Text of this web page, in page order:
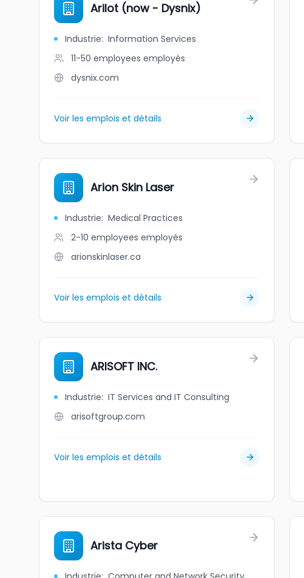
Arilot (now - Dysnix)
Industrie: Information Services
11-50 employees employés
dysnix.com
Voir les emplois et détails
Arion Skin Laser
Industrie: Medical Practices
2-10 employees employés
arionskinlaser.ca
Voir les emplois et détails
ARISOFT INC.
Industrie: IT Services and IT Consulting
arisoftgroup.com
Voir les emplois et détails
Arista Cyber